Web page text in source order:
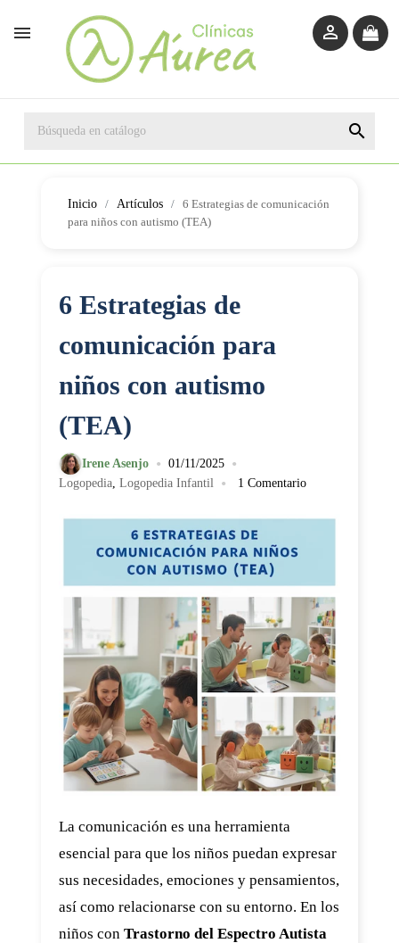
 

Inicio Artículos
6 Estrategias de comunicación
para niños con autismo (TEA)
6 Estrategias de
comunicación para
niños con autismo
(TEA)
Irene Asenjo • 01/11/2025 •
Logopedia, Logopedia Infantil • 1 Comentario
La comunicación es una herramienta
esencial para que los niños puedan expresar
sus necesidades, emociones y pensamientos,
así como relacionarse con su entorno. En los
niños con Trastorno del Espectro Autista